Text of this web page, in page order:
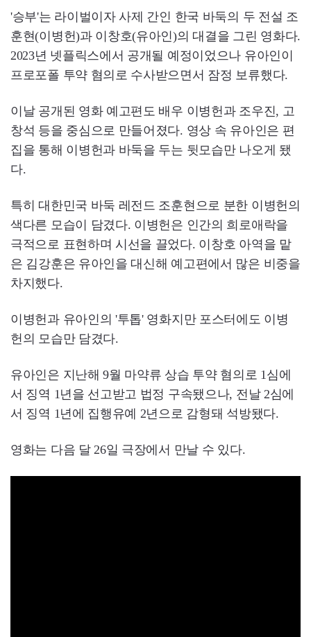
'승부'는 라이벌이자 사제 간인 한국 바둑의 두 전설 조
훈현(이병헌)과 이창호(유아인)의 대결을 그린 영화다.
2023년 넷플릭스에서 공개될 예정이었으나 유아인이
프로포폴 투약 혐의로 수사받으면서 잠정 보류했다.
이날 공개된 영화 예고편도 배우 이병헌과 조우진, 고
창석 등을 중심으로 만들어졌다. 영상 속 유아인은 편
집을 통해 이병헌과 바둑을 두는 뒷모습만 나오게 됐
다.
특히 대한민국 바둑 레전드 조훈현으로 분한 이병헌의
색다른 모습이 담겼다. 이병헌은 인간의 희로애락을
극적으로 표현하며 시선을 끌었다. 이창호 아역을 맡
은 김강훈은 유아인을 대신해 예고편에서 많은 비중을
차지했다.
이병헌과 유아인의 '투톱' 영화지만 포스터에도 이병
헌의 모습만 담겼다.
유아인은 지난해 9월 마약류 상습 투약 혐의로 1심에
서 징역 1년을 선고받고 법정 구속됐으나, 전날 2심에
서 징역 1년에 집행유예 2년으로 감형돼 석방됐다.
영화는 다음 달 26일 극장에서 만날 수 있다.